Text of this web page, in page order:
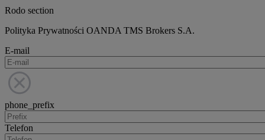
Rodo section
Polityka Prywatności OANDA TMS Brokers S.A.
E-mail
phone_prefix
Telefon